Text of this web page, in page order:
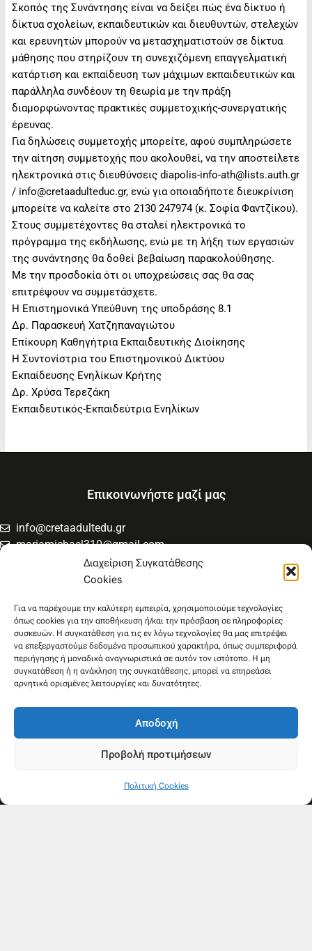
Διαχείριση Συγκατάθεσης
Cookies
Για να παρέχουμε την καλύτερη εμπειρία, χρησιμοποιούμε τεχνολογίες
όπως cookies για την αποθήκευση ή/και την πρόσβαση σε πληροφορίες
συσκευών. Η συγκατάθεση για τις εν λόγω τεχνολογίες θα μας επιτρέψει
να επεξεργαστούμε δεδομένα προσωπικού χαρακτήρα, όπως συμπεριφορά
περιήγησης ή μοναδικά αναγνωριστικά σε αυτόν τον ιστότοπο. Η μη
συγκατάθεση ή η ανάκληση της συγκατάθεσης, μπορεί να επηρεάσει
αρνητικά ορισμένες λειτουργίες και δυνατότητες.
Αποδοχή
Προβολή προτιμήσεων
Πολιτική Cookies
Σκοπός της Συνάντησης είναι να δείξει πώς ένα δίκτυο ή
δίκτυα σχολείων, εκπαιδευτικών και διευθυντών, στελεχών
και ερευνητών μπορούν να μετασχηματιστούν σε δίκτυα
μάθησης που στηρίζουν τη συνεχιζόμενη επαγγελματική
κατάρτιση και εκπαίδευση των μάχιμων εκπαιδευτικών και
παράλληλα συνδέουν τη θεωρία με την πράξη
διαμορφώνοντας πρακτικές συμμετοχικής-συνεργατικής
έρευνας.
Για δηλώσεις συμμετοχής μπορείτε, αφού συμπληρώσετε
την αίτηση συμμετοχής που ακολουθεί, να την αποστείλετε
ηλεκτρονικά στις διευθύνσεις diapolis-info-ath@lists.auth.gr
/ info@cretaadulteduc.gr, ενώ για οποιαδήποτε διευκρίνιση
μπορείτε να καλείτε στο 2130 247974 (κ. Σοφία Φαντζίκου).
Στους συμμετέχοντες θα σταλεί ηλεκτρονικά το
πρόγραμμα της εκδήλωσης, ενώ με τη λήξη των εργασιών
της συνάντησης θα δοθεί βεβαίωση παρακολούθησης.
Με την προσδοκία ότι οι υποχρεώσεις σας θα σας
επιτρέψουν να συμμετάσχετε.
Η Επιστημονικά Υπεύθυνη της υποδράσης 8.1
Δρ. Παρασκευή Χατζηπαναγιώτου
Επίκουρη Καθηγήτρια Εκπαιδευτικής Διοίκησης
Η Συντονίστρια του Επιστημονικού Δικτύου
Εκπαίδευσης Ενηλίκων Κρήτης
Δρ. Χρύσα Τερεζάκη
Εκπαιδευτικός-Εκπαιδεύτρια Ενηλίκων
Επικοινωνήστε μαζί μας
info@cretaadultedu.gr
mariamichael310@gmail.com